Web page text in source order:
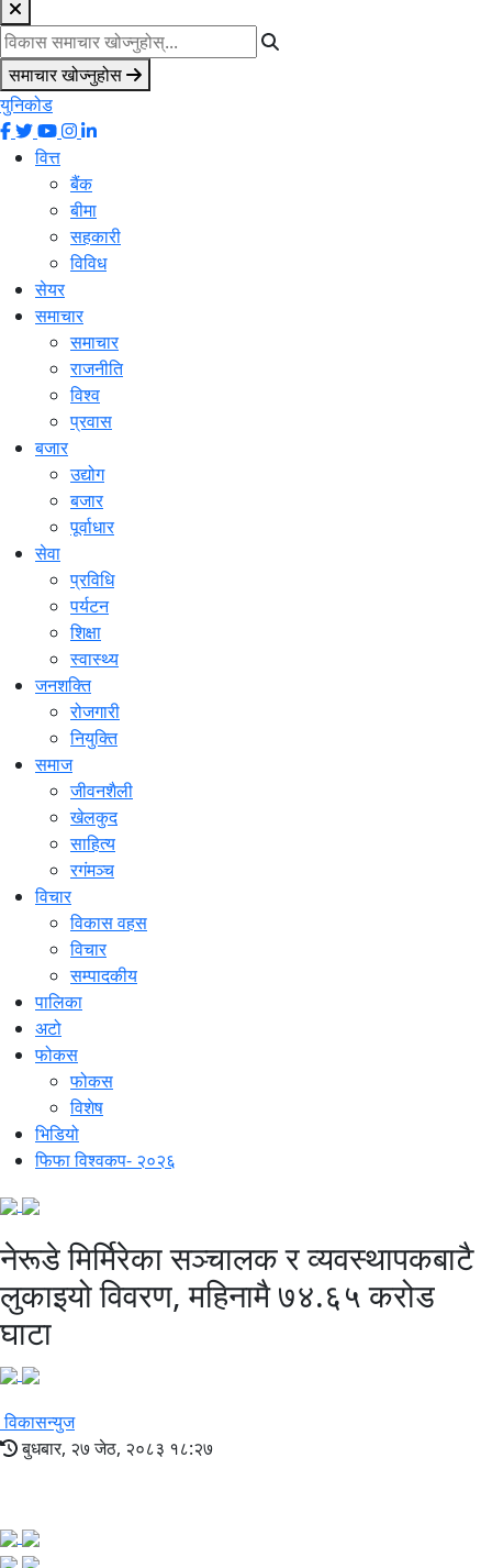
समाचार खोज्नुहोस
युनिकोड
वित्त
बैंक
बीमा
सहकारी
विविध
सेयर
समाचार
समाचार
राजनीति
विश्व
प्रवास
बजार
उद्योग
बजार
पूर्वाधार
सेवा
प्रविधि
पर्यटन
शिक्षा
स्वास्थ्य
जनशक्ति
रोजगारी
नियुक्ति
समाज
जीवनशैली
खेलकुद
साहित्य
रगंमञ्च
विचार
विकास वहस
विचार
सम्पादकीय
पालिका
अटो
फोकस
फोकस
विशेष
भिडियो
फिफा विश्वकप- २०२६
नेरूडे मिर्मिरेका सञ्चालक र व्यवस्थापकबाटै
लुकाइयो विवरण, महिनामै ७४.६५ करोड
घाटा
विकासन्युज
बुधबार, २७ जेठ, २०८३ १८:२७